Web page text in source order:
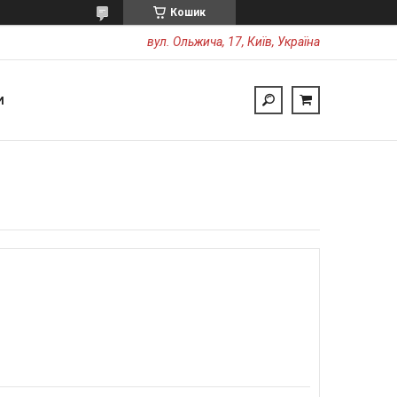
Кошик
вул. Ольжича, 17, Київ, Україна